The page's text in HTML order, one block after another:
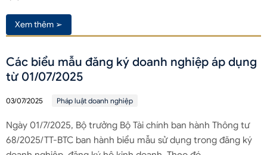
Xem thêm ➢
Các biểu mẫu đăng ký doanh nghiệp áp dụng
từ 01/07/2025
03/07/2025 Pháp luật doanh nghiệp
Ngày 01/7/2025, Bộ trưởng Bộ Tài chính ban hành Thông tư
68/2025/TT-BTC ban hành biểu mẫu sử dụng trong đăng ký